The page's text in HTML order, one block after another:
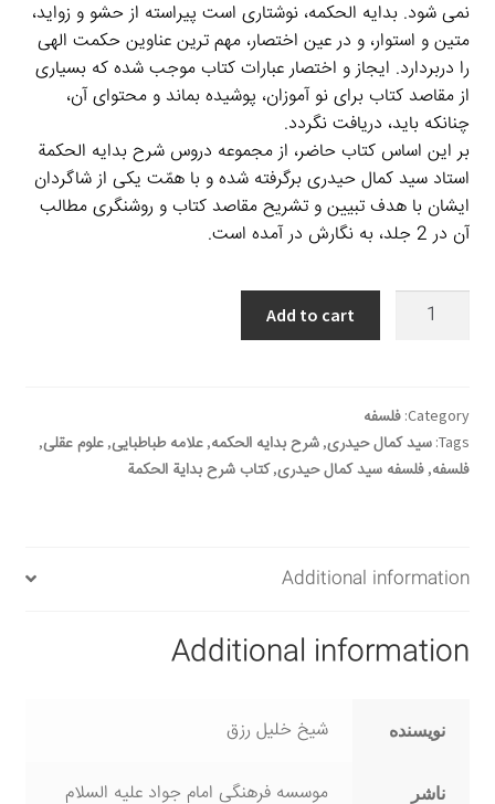
نمی‏ شود. بدایه الحکمه، نوشتاری است پیراسته از حشو و زواید،
متین و استوار، و در عین اختصار، مهم ‏ترین عناوین حکمت الهی
را دربردارد. ایجاز و اختصار عبارات کتاب موجب شده که بسیاری
از مقاصد کتاب برای نو آموزان، پوشیده بماند و محتوای آن،
چنان‏که باید، دریافت نگردد.
بر این اساس کتاب حاضر، از مجموعه دروس شرح بدایه الحکمة
استاد سید کمال حیدری برگرفته شده و با همّت یکی از شاگردان
ایشان با هدف تبیین و تشریح مقاصد کتاب و روشنگری مطالب
آن در 2 جلد، به ‏نگارش در آمده است.
Add to cart
Category: فلسفه
Tags: سید کمال حیدری, شرح بدایه الحکمه, علامه طباطبایی, علوم عقلی,
فلسفه, فلسفه سید کمال حیدری,کتاب شرح بدایة الحکمة
Additional information
Additional information
نویسنده شیخ خلیل رزق
ناشر موسسه فرهنگی امام جواد علیه السلام